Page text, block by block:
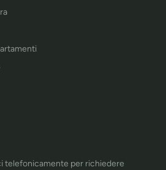
telefonicamente per richiedere